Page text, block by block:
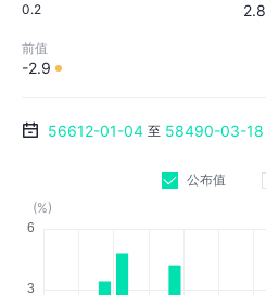
0.2
2.8
前值
-2.9
56612-01-04 至 58490-03-18
公布值
(%)